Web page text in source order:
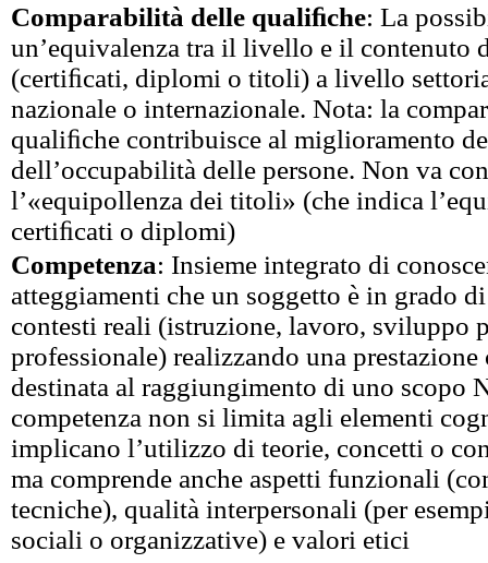
Comparabilità delle qualiﬁche: La
un’equivalenza tra il livello e il contenuto
(certiﬁcati, diplomi o titoli) a livello
nazionale o internazionale. Nota: la
qualiﬁche contribuisce al miglioramento
dell’occupabilità delle persone. Non va
l’«equipollenza dei titoli» (che indica
certiﬁcati o diplomi)
Competenza: Insieme integrato di
atteggiamenti che un soggetto è in grado
contesti reali (istruzione, lavoro, sviluppo
professionale) realizzando una prestazione
destinata al raggiungimento di uno scopo
competenza non si limita agli elementi
implicano l’utilizzo di teorie, concetti o
ma comprende anche aspetti funzionali
tecniche), qualità interpersonali (per
sociali o organizzative) e valori etici